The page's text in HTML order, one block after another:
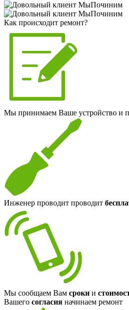
Как происходит ремонт?
Мы принимаем Ваше устройство и
Инженер проводит проводит
Мы сообщаем Вам сроки и
Вашего согласия начинаем ремонт